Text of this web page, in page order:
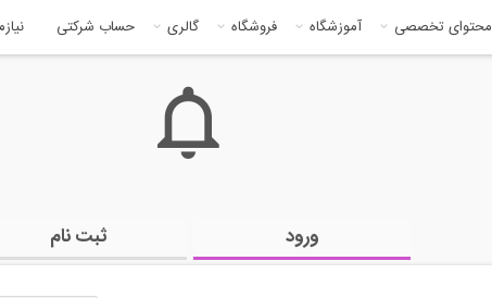
محتوای تخصصی آموزشگاه فروشگاه گالری حساب شرکتی
ورود ثبت نام